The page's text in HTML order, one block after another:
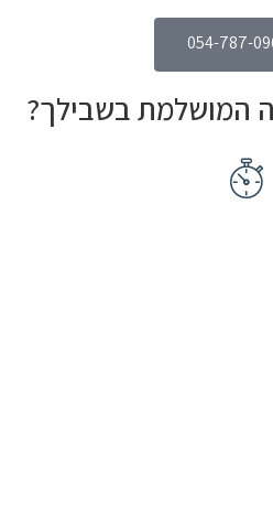
054-787-
המושלמת בשבילך?